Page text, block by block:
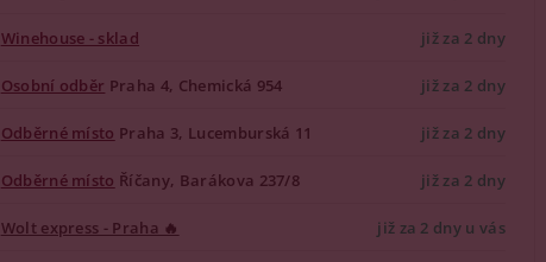
Winehouse - sklad již za 2 dny
Osobní odběr Praha 4, Chemická 954 již za 2 dny
Odběrné místo Praha 3, Lucemburská 11 již za 2 dny
Odběrné místo Říčany, Barákova 237/8 již za 2 dny
Wolt express - Praha 🔥 již za 2 dny u vás